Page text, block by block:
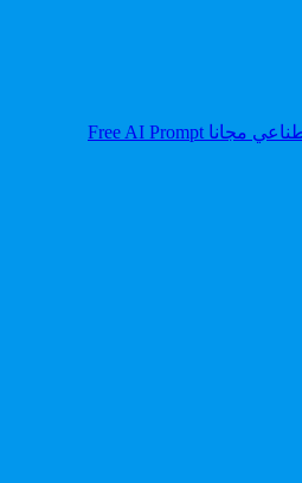
مولد أوامر الذكاء الاصطناعي مجانا Free AI Prompt